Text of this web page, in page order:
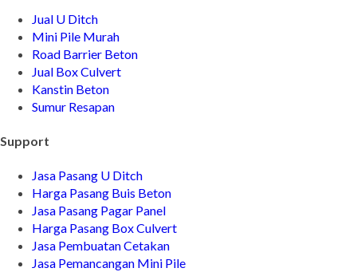
Jual U Ditch
Mini Pile Murah
Road Barrier Beton
Jual Box Culvert
Kanstin Beton
Sumur Resapan
Support
Jasa Pasang U Ditch
Harga Pasang Buis Beton
Jasa Pasang Pagar Panel
Harga Pasang Box Culvert
Jasa Pembuatan Cetakan
Jasa Pemancangan Mini Pile